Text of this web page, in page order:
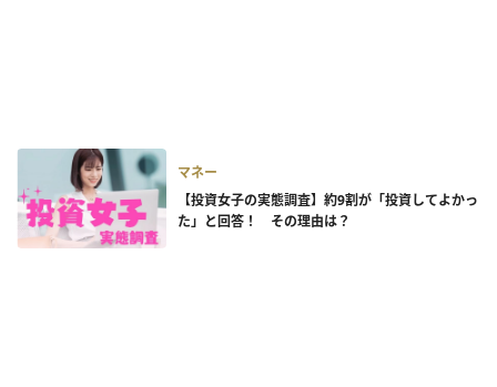
マネー
【投資女子の実態調査】約9割が「投資してよかっ
た」と回答！ その理由は？